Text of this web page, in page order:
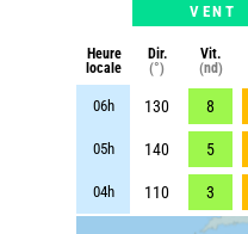
VENT
Heure
locale
Dir.
(°)
Vit.
(nd)
06h 130 8
05h 140 5
04h 110 3